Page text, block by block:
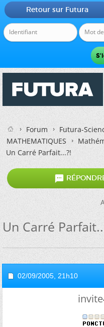
Retour sur Futura
Forum
Futura-
MATHEMATIQUES
Un Carré Parfait...?!

Un Carré
02/09/2005, 21h10